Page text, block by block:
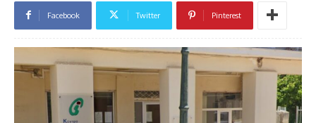
Facebook Twitter Pinterest